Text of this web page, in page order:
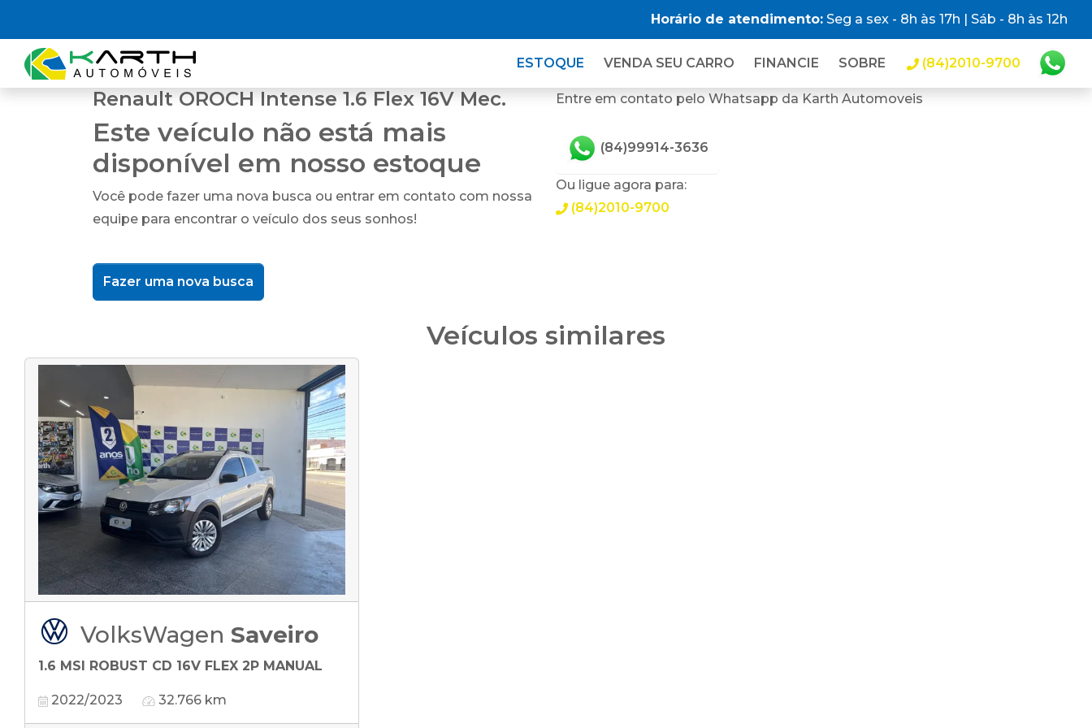
Horário de atendimento: Seg a sex - 8h às 17h | Sáb - 8h às 12h
ESTOQUE VENDA SEU CARRO FINANCIE SOBRE (84)2010-9700
Renault OROCH Intense 1.6 Flex 16V Mec.
Este veículo não está mais
disponível em nosso estoque
Você pode fazer uma nova busca ou entrar em contato com nossa
equipe para encontrar o veículo dos seus sonhos!
Fazer uma nova busca
Entre em contato pelo Whatsapp da Karth Automoveis
(84)99914-3636
Ou ligue agora para:
(84)2010-9700
Veículos similares
VolksWagen Saveiro
1.6 MSI ROBUST CD 16V FLEX 2P MANUAL
2022/2023 32.766 km